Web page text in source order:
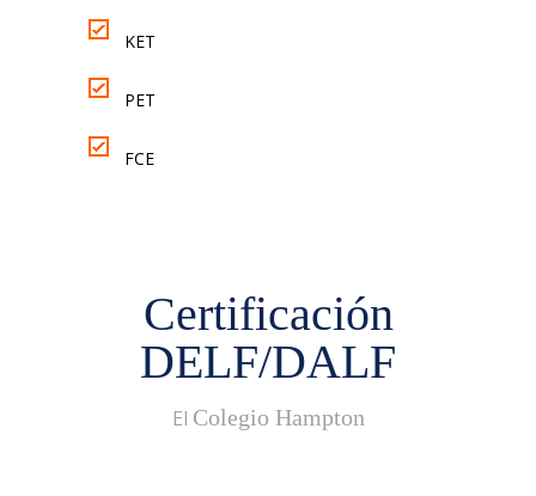
KET
PET
FCE
Certificación
DELF/DALF
El Colegio Hampton